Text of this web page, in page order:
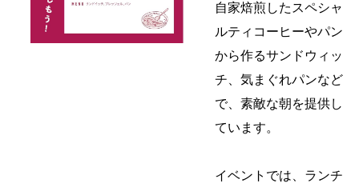
自家焙煎したスペシャ
ルティコーヒーやパン
から作るサンドウィッ
チ、気まぐれパンなど
で、素敵な朝を提供し
ています。
イベントでは、ランチ